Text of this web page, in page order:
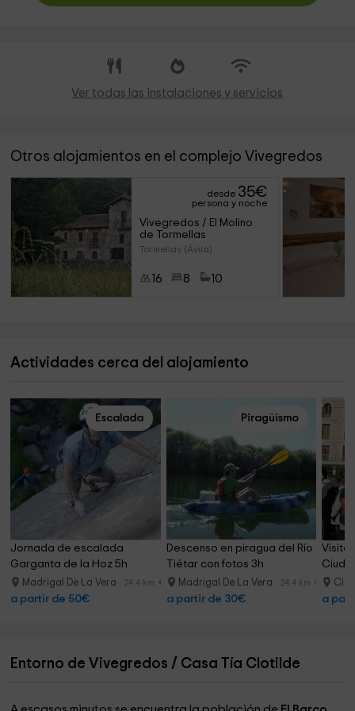
Ver todas las instalaciones y servicios
Otros alojamientos en el complejo Vivegredos
desde 35€
persona y noche
Vivegredos / El Molino
de Tormellas
Tormellas (Ávila)
16 8 10
Actividades cerca del alojamiento
Escalada
Jornada de escalada
Garganta de la Hoz 5h
Madrigal De La Vera 24.4 km
a partir de 50€
Piragüismo
Descenso en piragua del Río
Tiétar con fotos 3h
Madrigal De La Vera 24.4 km
a partir de 30€
Visita
a
Entorno de Vivegredos / Casa Tía Clotilde